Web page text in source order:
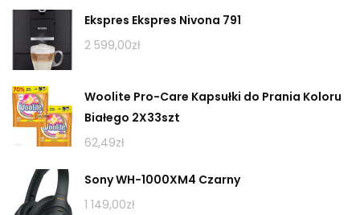
Ekspres Ekspres Nivona 791
2 599,00zł
Woolite Pro-Care Kapsułki do Prania Koloru
Białego 2X33szt
62,49zł
Sony WH-1000XM4 Czarny
1 149,00zł